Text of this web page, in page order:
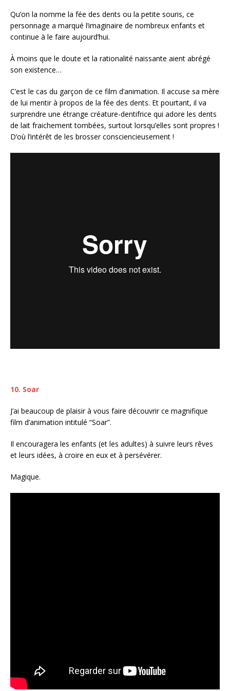
Qu’on la nomme la fée des dents ou la petite souris, ce
personnage a marqué l’imaginaire de nombreux enfants et
continue à le faire aujourd’hui.
À moins que le doute et la rationalité naissante aient abrégé
son existence…
C’est le cas du garçon de ce film d’animation. Il accuse sa mère
de lui mentir à propos de la fée des dents. Et pourtant, il va
surprendre une étrange créature-dentifrice qui adore les dents
de lait fraichement tombées, surtout lorsqu’elles sont propres !
D’où l’intérêt de les brosser consciencieusement !
10. Soar
J’ai beaucoup de plaisir à vous faire découvrir ce magnifique
film d’animation intitulé “Soar”.
Il encouragera les enfants (et les adultes) à suivre leurs rêves
et leurs idées, à croire en eux et à persévérer.
Magique.